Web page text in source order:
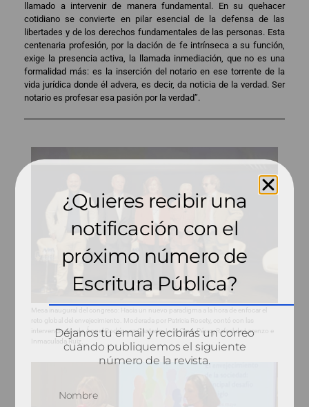
llamado a intervenir de manera fundamental. En su quehacer
cotidiano se convierte en pilar esencial de la defensa de las
libertades y de los derechos fundamentales de las personas. Esta
centenaria profesión, por la dación de fe intrínseca a su función,
exige la presencia activa, la llamada inmediación, que no es una
formalidad más: es la inserción del notario en ese torrente de la
vida jurídica donde él advera, es decir, da noticia de la verdad. Ser
notario es profesar esa pasión por la verdad”.
Mesa inaugural del congreso: Hacia un nuevo paradigma a la hora de enfocar el
reto global del envejecimiento. Moderada por Patricia Rosety, contó con las
intervenciones de Ángel Rodríguez Castedo, Luis Cayo Pérez, Rafael de Lorenzo e
Inmaculada Ruiz.
¿Quieres recibir una
notificación con el
próximo número de
Escritura Pública?
Déjanos tu email y recibirás un correo
cuando publiquemos el siguiente
número de la revista.